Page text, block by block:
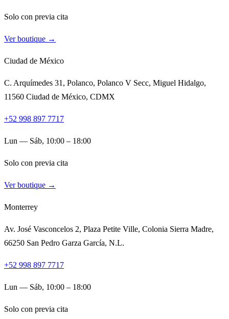
Solo con previa cita
Ver boutique →
Ciudad de México
C. Arquímedes 31, Polanco, Polanco V Secc, Miguel Hidalgo,
11560 Ciudad de México, CDMX
+52 998 897 7717
Lun — Sáb, 10:00 – 18:00
Solo con previa cita
Ver boutique →
Monterrey
Av. José Vasconcelos 2, Plaza Petite Ville, Colonia Sierra Madre,
66250 San Pedro Garza García, N.L.
+52 998 897 7717
Lun — Sáb, 10:00 – 18:00
Solo con previa cita